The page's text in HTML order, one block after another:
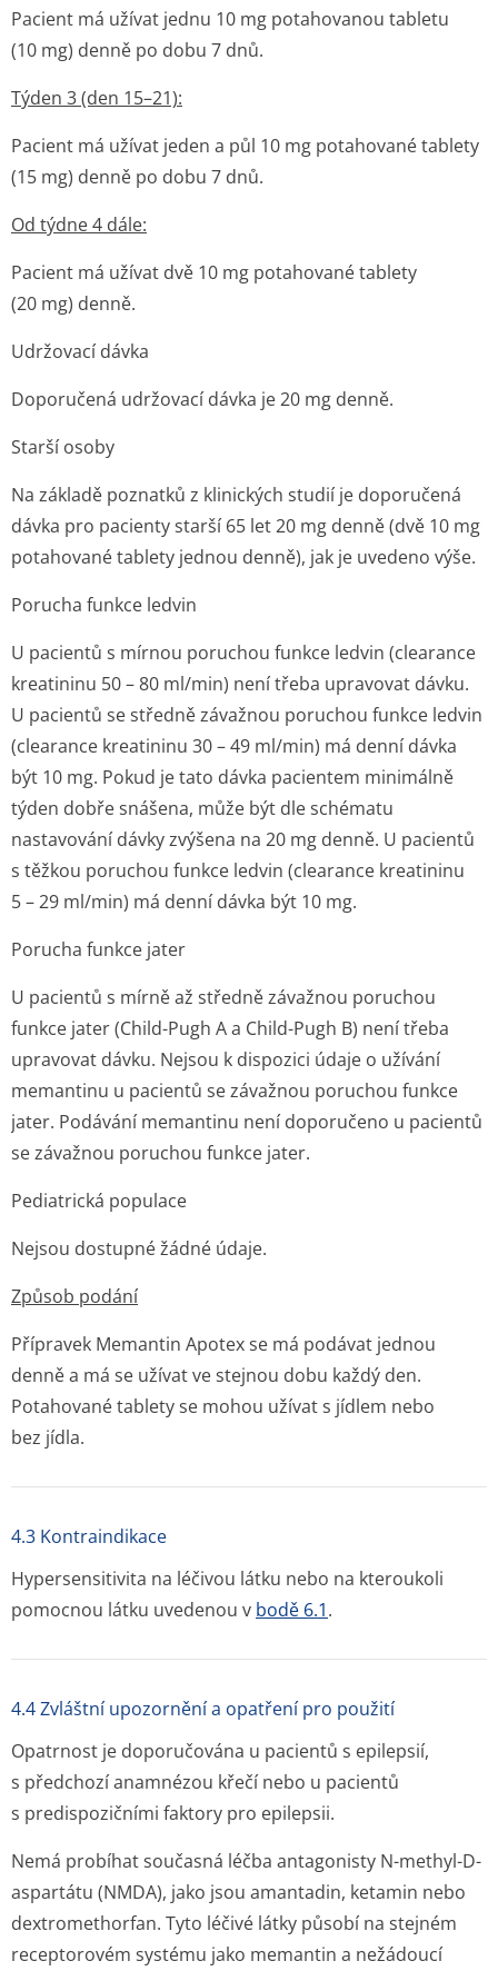
Pacient má užívat jednu 10 mg potahovanou tabletu
(10 mg) denně po dobu 7 dnů.
Týden 3 (den 15–21):
Pacient má užívat jeden a půl 10 mg potahované tablety
(15 mg) denně po dobu 7 dnů.
Od týdne 4 dále:
Pacient má užívat dvě 10 mg potahované tablety
(20 mg) denně.
Udržovací dávka
Doporučená udržovací dávka je 20 mg denně.
Starší osoby
Na základě poznatků z klinických studií je doporučená
dávka pro pacienty starší 65 let 20 mg denně (dvě 10 mg
potahované tablety jednou denně), jak je uvedeno výše.
Porucha funkce ledvin
U pacientů s mírnou poruchou funkce ledvin (clearance
kreatininu 50 – 80 ml/min) není třeba upravovat dávku.
U pacientů se středně závažnou poruchou funkce ledvin
(clearance kreatininu 30 – 49 ml/min) má denní dávka
být 10 mg. Pokud je tato dávka pacientem minimálně
týden dobře snášena, může být dle schématu
nastavování dávky zvýšena na 20 mg denně. U pacientů
s těžkou poruchou funkce ledvin (clearance kreatininu
5 – 29 ml/min) má denní dávka být 10 mg.
Porucha funkce jater
U pacientů s mírně až středně závažnou poruchou
funkce jater (Child-Pugh A a Child-Pugh B) není třeba
upravovat dávku. Nejsou k dispozici údaje o užívání
memantinu u pacientů se závažnou poruchou funkce
jater. Podávání memantinu není doporučeno u pacientů
se závažnou poruchou funkce jater.
Pediatrická populace
Nejsou dostupné žádné údaje.
Způsob podání
Přípravek Memantin Apotex se má podávat jednou
denně a má se užívat ve stejnou dobu každý den.
Potahované tablety se mohou užívat s jídlem nebo
bez jídla.
4.3 Kontraindikace
Hypersensitivita na léčivou látku nebo na kteroukoli
pomocnou látku uvedenou v bodě 6.1.
4.4 Zvláštní upozornění a opatření pro použití
Opatrnost je doporučována u pacientů s epilepsií,
s předchozí anamnézou křečí nebo u pacientů
s predispozičními faktory pro epilepsii.
Nemá probíhat současná léčba antagonisty N-methyl-D-
aspartátu (NMDA), jako jsou amantadin, ketamin nebo
dextromethorfan. Tyto léčivé látky působí na stejném
receptorovém systému jako memantin a nežádoucí